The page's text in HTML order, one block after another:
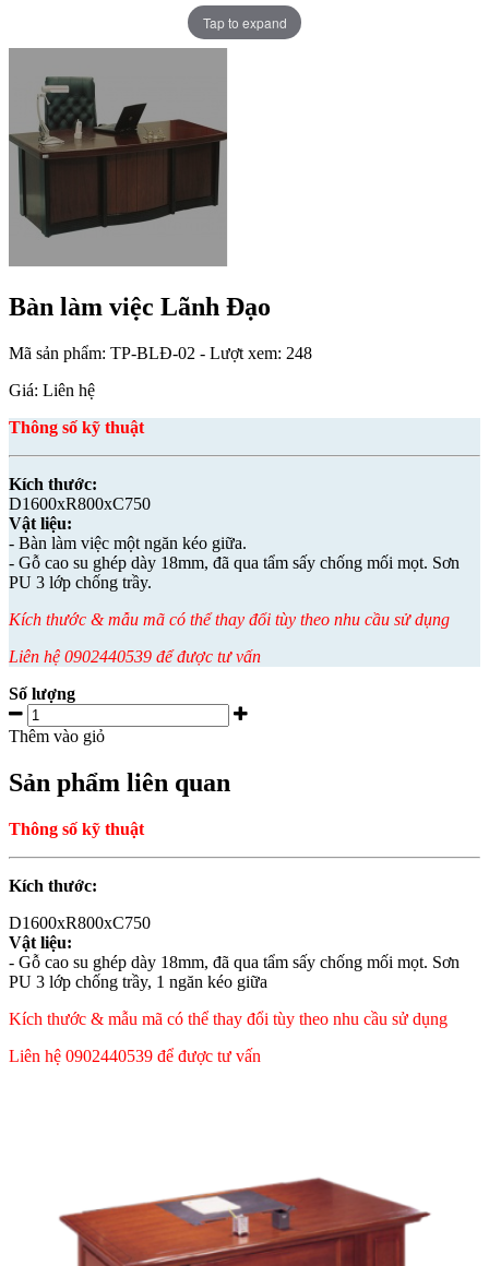
Tap to expand
Bàn làm việc Lãnh Đạo
Mã sản phẩm: TP-BLĐ-02 - Lượt xem: 248
Giá: Liên hệ
Thông số kỹ thuật
Kích thước:
D1600xR800xC750
Vật liệu:
- Bàn làm việc một ngăn kéo giữa.
- Gỗ cao su ghép dày 18mm, đã qua tẩm sấy chống mối mọt. Sơn
PU 3 lớp chống trầy.
Kích thước & mẫu mã có thể thay đổi tùy theo nhu cầu sử dụng
Liên hệ 0902440539 để được tư vấn
Số lượng
Thêm vào giỏ
Sản phẩm liên quan
Thông số kỹ thuật
Kích thước:
D1600xR800xC750
Vật liệu:
- Gỗ cao su ghép dày 18mm, đã qua tẩm sấy chống mối mọt. Sơn
PU 3 lớp chống trầy, 1 ngăn kéo giữa
Kích thước & mẫu mã có thể thay đổi tùy theo nhu cầu sử dụng
Liên hệ 0902440539 để được tư vấn